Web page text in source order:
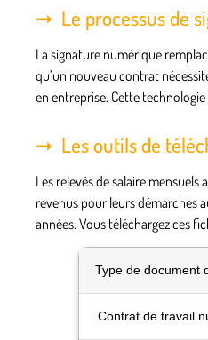
Le processus de
La signature numérique
qu’un nouveau contrat
en entreprise. Cette
Les outils de
Les relevés de salaire
revenus pour leurs démarches
années. Vous téléchargez ces
Type de document
Contrat de travail